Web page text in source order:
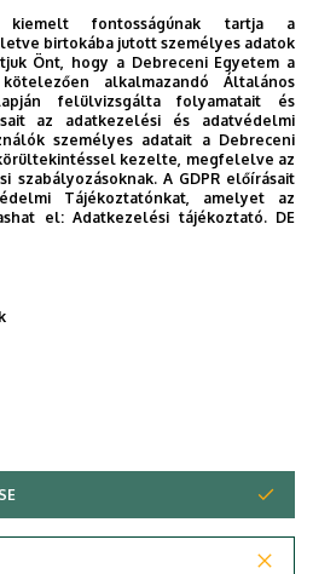
Egyetem
fontosságúnak tartja a
birtokába jutott személyes adatok
Önt, hogy a Debreceni Egyetem a
alkalmazandó Általános
felülvizsgálta folyamatait és
az adatkezelési és adatvédelmi
személyes adatait a Debreceni
kezelte, megfelelve az
szabályozásoknak. A GDPR előírásait
Tájékoztatónkat, amelyet az
el:Adatkezelési tájékoztató. DE